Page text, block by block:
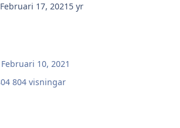
Februari 17, 2021 5 yr
Februari 10, 2021
804 visningar